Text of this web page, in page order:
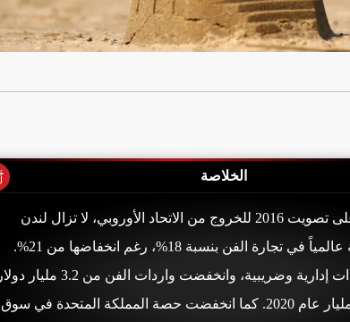
الخلاصة
بعد عشر سنوات على تصويت 2016 للخروج من الاتحاد الأوروبي، لا تزال لندن
تحتل المرتبة الثانية عالمياً في تجارة الفن بنسبة 18%، رغم انخفاضها من 21%.
تواجه السوق تعقيدات إدارية وضريبية، وانخفضت واردات الفن من 3.2 مليار دولار
عام 2019 إلى 2.1 مليار عام 2020. كما انخفضت حصة المملكة المتحدة في سوق